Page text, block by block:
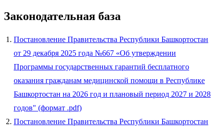
Законодательная база
Постановление Правительства Республики Башкортостан
от 29 декабря 2025 года №667 «Об утверждении
Программы государственных гарантий бесплатного
оказания гражданам медицинской помощи в Республике
Башкортостан на 2026 год и плановый период 2027 и 2028
годов" (формат .pdf)
Постановление Правительства Республики Башкортостан